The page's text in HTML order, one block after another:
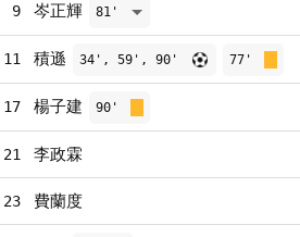
9 岑正輝 81'
11 積遜 34', 59', 90' 77'
17 楊子建 90'
21 李政霖
23 費蘭度